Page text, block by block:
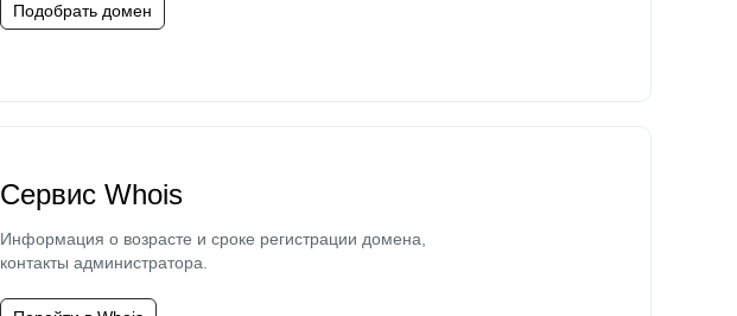
Подобрать домен
Сервис Whois
Информация о возрасте и сроке регистрации домена,
контакты администратора.